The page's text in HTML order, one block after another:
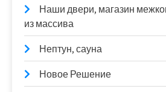
Наши двери, магазин
из массива
Нептун, сауна
Новое Решение